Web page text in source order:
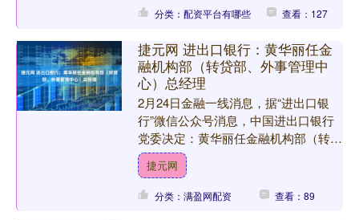
分类：配资平台有哪些 查看：127
捷元网 进出口银行：黄华丽任金
融机构部（转贷部、外事管理中
心）总经理
2月24日金融一线消息，据“进出口银
行”微信公众号消息，中国进出口银行
党委决定：黄华丽任金融机构部（转贷
部、外事管理中心）总经理；张炬任天
津分行党委书记。 海量....
捷元网
分类：满盈网配资 查看：89